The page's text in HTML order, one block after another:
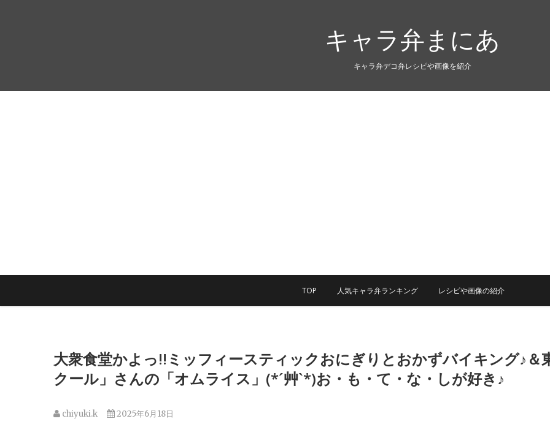
キャラ弁まにあ
キャラ弁デコ弁レシピや画像を紹介
TOP 人気キャラ弁ランキング レシピや画像の紹介
大衆食堂かよっ!!ミッフィースティックおにぎりとおかずバイキング♪＆
クール」さんの「オムライス」(*´艸`*)お・も・て・な・しが好き♪
chiyuki.k 2025年6月18日